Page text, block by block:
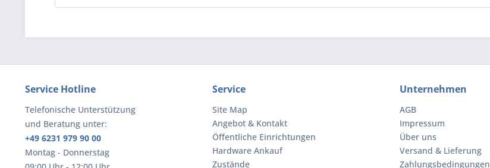
Service Hotline
Telefonische Unterstützung
und Beratung unter:
+49 6231 979 90 00
Montag - Donnerstag
Service
Site Map
Angebot & Kontakt
Öffentliche Einrichtungen
Hardware Ankauf
Zustände
Unternehmen
AGB
Impressum
Über uns
Versand & Lieferung
Zahlungsbedingungen